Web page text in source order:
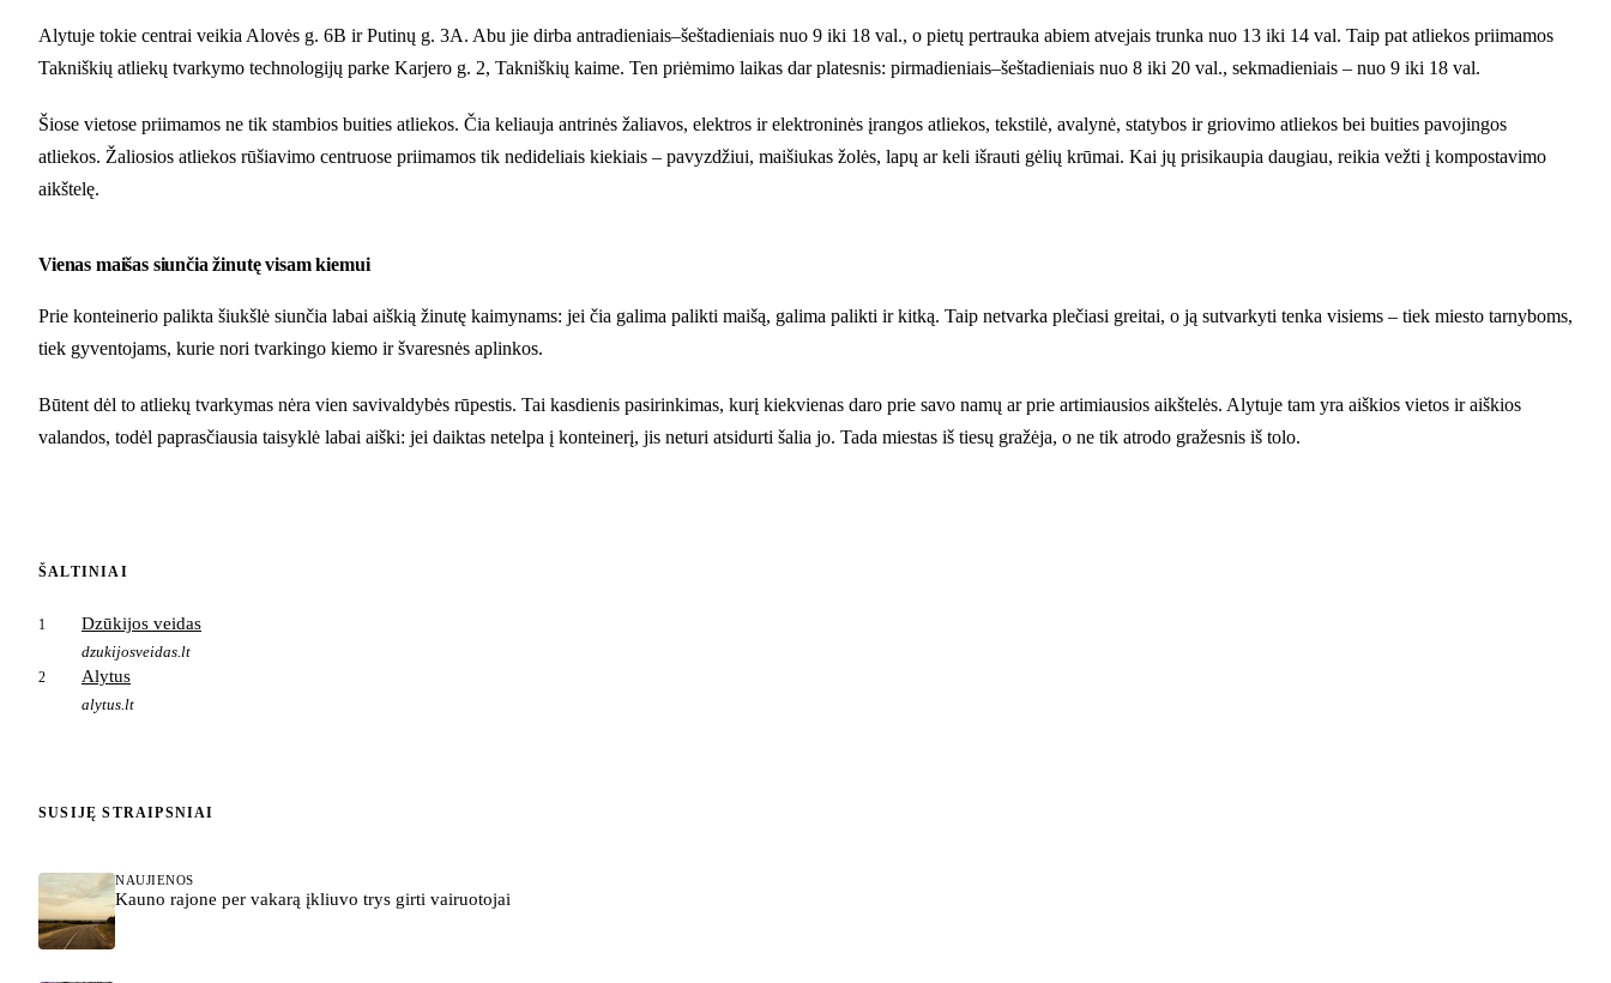
Alytuje tokie centrai veikia Alovės g. 6B ir Putinų g. 3A. Abu jie dirba antradieniais–šeštadieniais nuo 9 iki 18 val., o pietų pertrauka abiem atvejais trunka nuo 13 iki 14 val. Taip pat atliekos priimamos
Takniškių atliekų tvarkymo technologijų parke Karjero g. 2, Takniškių kaime. Ten priėmimo laikas dar platesnis: pirmadieniais–šeštadieniais nuo 8 iki 20 val., sekmadieniais – nuo 9 iki 18 val.
Šiose vietose priimamos ne tik stambios buities atliekos. Čia keliauja antrinės žaliavos, elektros ir elektroninės įrangos atliekos, tekstilė, avalynė, statybos ir griovimo atliekos bei buities pavojingos
atliekos. Žaliosios atliekos rūšiavimo centruose priimamos tik nedideliais kiekiais – pavyzdžiui, maišiukas žolės, lapų ar keli išrauti gėlių krūmai. Kai jų prisikaupia daugiau, reikia vežti į kompostavimo
aikštelę.
Vienas maišas siunčia žinutę visam kiemui
Prie konteinerio palikta šiukšlė siunčia labai aiškią žinutę kaimynams: jei čia galima palikti maišą, galima palikti ir kitką. Taip netvarka plečiasi greitai, o ją sutvarkyti tenka visiems – tiek miesto tarnyboms,
tiek gyventojams, kurie nori tvarkingo kiemo ir švaresnės aplinkos.
Būtent dėl to atliekų tvarkymas nėra vien savivaldybės rūpestis. Tai kasdienis pasirinkimas, kurį kiekvienas daro prie savo namų ar prie artimiausios aikštelės. Alytuje tam yra aiškios vietos ir aiškios
valandos, todėl paprasčiausia taisyklė labai aiški: jei daiktas netelpa į konteinerį, jis neturi atsidurti šalia jo. Tada miestas iš tiesų gražėja, o ne tik atrodo gražesnis iš tolo.
ŠALTINIAI
1 Dzūkijos veidas
dzukijosveidas.lt
2 Alytus
alytus.lt
SUSIJĘ STRAIPSNIAI
NAUJIENOS
Kauno rajone per vakarą įkliuvo trys girti vairuotojai